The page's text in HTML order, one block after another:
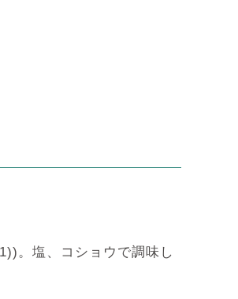
。塩、コショウで調味し